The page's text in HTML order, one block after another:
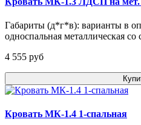
Габариты (д*г*в): варианты в
односпальная металлическая
4 555 pуб
Кровать МК-1.4 1-спальная